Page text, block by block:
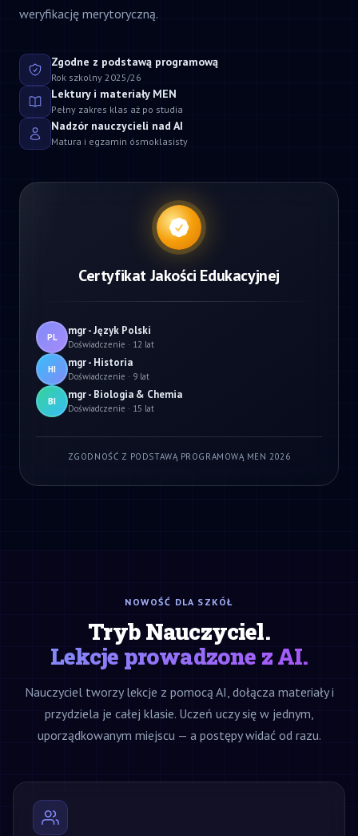
weryfikację merytoryczną.
Zgodne z podstawą programową
Rok szkolny 2025/26
Lektury i materiały MEN
Pełny zakres klas aż po studia
Nadzór nauczycieli nad AI
Matura i egzamin ósmoklasisty
Certyfikat Jakości Edukacyjnej
PL mgr - Język Polski
Doświadczenie · 12 lat
HI mgr - Historia
Doświadczenie · 9 lat
BI mgr - Biologia & Chemia
Doświadczenie · 15 lat
ZGODNOŚĆ Z PODSTAWĄ PROGRAMOWĄ MEN 2026
NOWOŚĆ DLA SZKÓŁ
Tryb Nauczyciel.
Lekcje prowadzone z AI.
Nauczyciel tworzy lekcje z pomocą AI, dołącza materiały i
przydziela je całej klasie. Uczeń uczy się w jednym,
uporządkowanym miejscu — a postępy widać od razu.